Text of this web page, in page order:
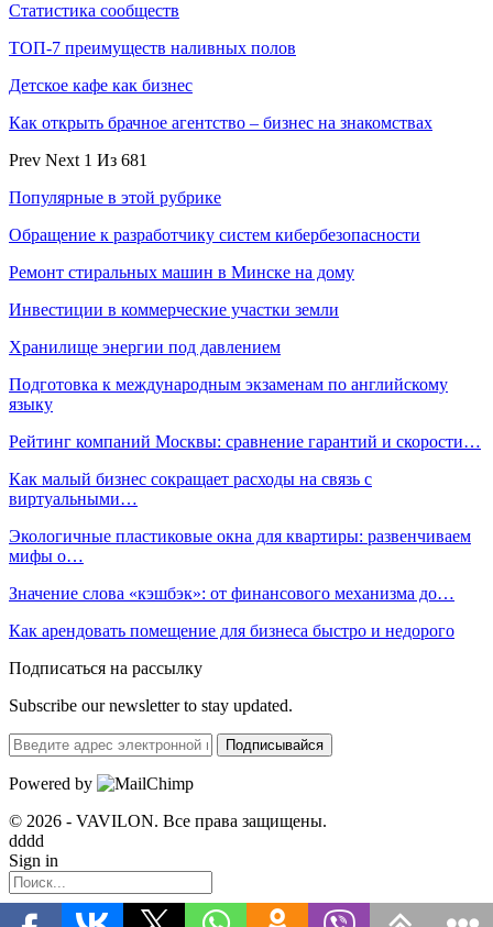
Статистика сообществ
ТОП-7 преимуществ наливных полов
Детское кафе как бизнес
Как открыть брачное агентство – бизнес на знакомствах
Prev Next 1 Из 681
Популярные в этой рубрике
Обращение к разработчику систем кибербезопасности
Ремонт стиральных машин в Минске на дому
Инвестиции в коммерческие участки земли
Хранилище энергии под давлением
Подготовка к международным экзаменам по английскому
языку
Рейтинг компаний Москвы: сравнение гарантий и скорости…
Как малый бизнес сокращает расходы на связь с
виртуальными…
Экологичные пластиковые окна для квартиры: развенчиваем
мифы о…
Значение слова «кэшбэк»: от финансового механизма до…
Как арендовать помещение для бизнеса быстро и недорого
Подписаться на рассылку
Subscribe our newsletter to stay updated.
Подписывайся
Powered by
© 2026 - VAVILON. Все права защищены.
dddd
Sign in